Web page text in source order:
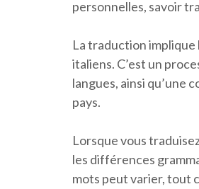
personnelles, savoir
La traduction implique
italiens. C’est un
langues, ainsi qu’une
pays.
Lorsque vous
les différences
mots peut varier, tout